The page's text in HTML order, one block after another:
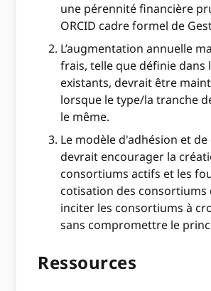
une pérennité financière
ORCID cadre formel de
L’augmentation annuelle
frais, telle que définie dans
existants, devrait être
lorsque le type/la tranche
le même.
Le modèle d'adhésion et
devrait encourager la
consortiums actifs et les
cotisation des consortiums
inciter les consortiums à
sans compromettre le
Ressources